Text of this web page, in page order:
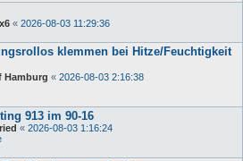
« 2026-08-03 11:29:36
klemmen bei Hitze/Feuchtigkeit
Hamburg « 2026-08-03 2:16:38
913 im 90-16
« 2026-08-03 1:16:24